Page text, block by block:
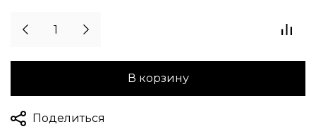
В корзину
Поделиться